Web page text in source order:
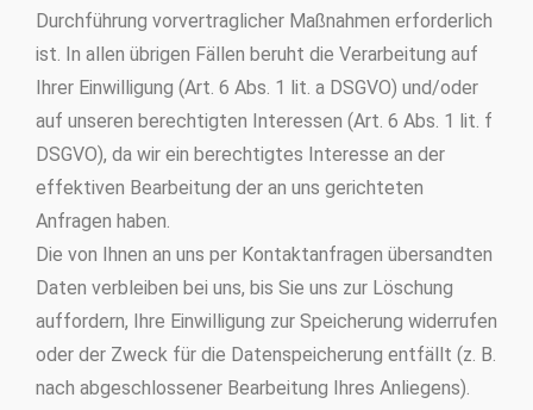
Durchführung vorvertraglicher Maßnahmen erforderlich
ist. In allen übrigen Fällen beruht die Verarbeitung auf
Ihrer Einwilligung (Art. 6 Abs. 1 lit. a DSGVO) und/oder
auf unseren berechtigten Interessen (Art. 6 Abs. 1 lit. f
DSGVO), da wir ein berechtigtes Interesse an der
effektiven Bearbeitung der an uns gerichteten
Anfragen haben.
Die von Ihnen an uns per Kontaktanfragen übersandten
Daten verbleiben bei uns, bis Sie uns zur Löschung
auffordern, Ihre Einwilligung zur Speicherung widerrufen
oder der Zweck für die Datenspeicherung entfällt (z. B.
nach abgeschlossener Bearbeitung Ihres Anliegens).